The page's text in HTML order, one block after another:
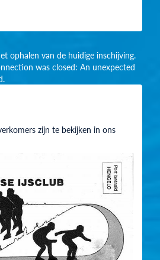
ophalen van de huidige inschijving.
was closed: An unexpected
zijn te bekijken in ons